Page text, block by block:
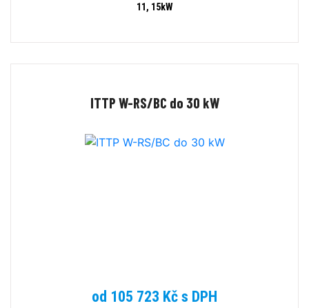
11, 15kW
ITTP W-RS/BC do 30 kW
od 105 723 Kč s DPH